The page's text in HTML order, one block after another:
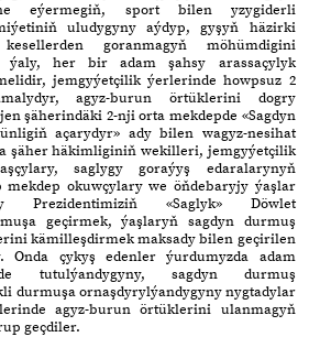
eýermegiň, sport bilen yzygiderli
uludygyny aýdyp, gyşyň häzirki
goranmagyň möhümdigini
ýaly, her bir adam şahsy arassaçylyk
jemgyýetçilik ýerlerinde howpsuz 2
agyz-burun örtüklerini dogry
şäherindäki 2-nji orta mekdepde «Sagdyn
açarydyr» ady bilen wagyz-nesihat
şäher häkimliginiň wekilleri, jemgyýetçilik
saglygy goraýyş edaralarynyň
okuwçylary we öňdebaryjy ýaşlar
Prezidentimiziň «Saglyk» Döwlet
geçirmek, ýaşlaryň sagdyn durmuş
kämilleşdirmek maksady bilen geçirilen
Onda çykyş edenler ýurdumyzda adam
tutulýandygyny, sagdyn durmuş
durmuşa ornaşdyrylýandygyny nygtadylar
agyz-burun örtüklerini ulanmagyň
geçdiler.